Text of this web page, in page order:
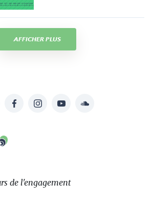
AFFICHER PLUS
FacebookInstagramYouTubeSoundcloud
de l'engagement